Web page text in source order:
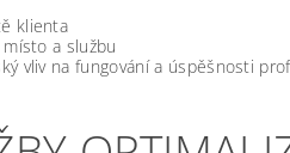
klienta
a službu
vliv na fungování a úspěšnosti